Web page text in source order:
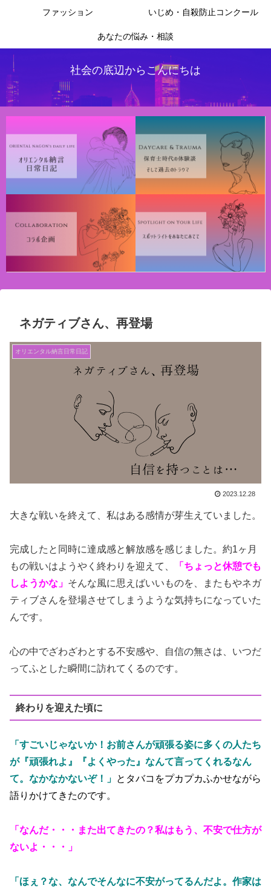
社会の底辺からこんにちは
ファッション いじめ・自殺防止コンクール
あなたの悩み・相談
ネガティブさん、再登場
オリエンタル納言日常日記
2023.12.28
大きな戦いを終えて、私はある感情が芽生えていました。
完成したと同時に達成感と解放感を感じました。約1ヶ月
もの戦いはようやく終わりを迎えて、
「ちょっと休憩でも
しようかな」 そんな風に思えばいいものを、またもやネガ
ティブさんを登場させてしまうような気持ちになっていた
んです。
心の中でざわざわとする不安感や、自信の無さは、いつだ
ってふとした瞬間に訪れてくるのです。
終わりを迎えた頃に
「すごいじゃないか！お前さんが頑張る姿に多くの人たち
が『頑張れよ』『よくやった』なんて言ってくれるなん
て。なかなかないぞ！」 とタバコをプカプカふかせながら
語りかけてきたのです。
「なんだ・・・また出てきたの？私はもう、不安で仕方が
ないよ・・・」
「ほぇ？な、なんでそんなに不安がってるんだよ。作家は